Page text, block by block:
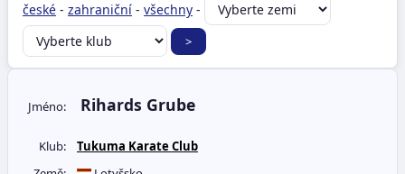
české - zahraniční - všechny -
Jméno: Rihards Grube
Klub:
Tukuma Karate Club